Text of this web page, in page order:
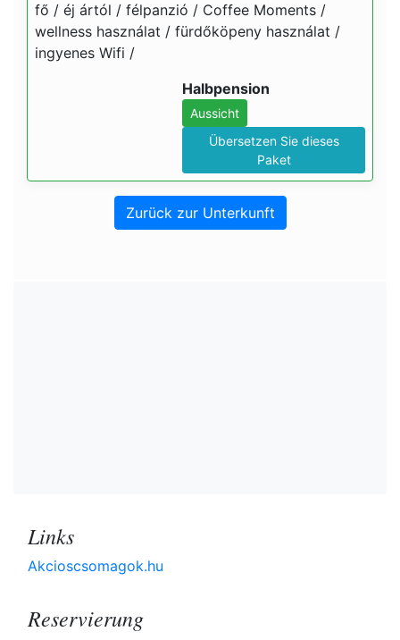
fő / éj ártól / félpanzió / Coffee Moments /
wellness használat / fürdőköpeny használat /
ingyenes Wifi /
Halbpension
Aussicht
Übersetzen Sie dieses
Paket
Zurück zur Unterkunft
Links
Akcioscsomagok.hu
Reservierung